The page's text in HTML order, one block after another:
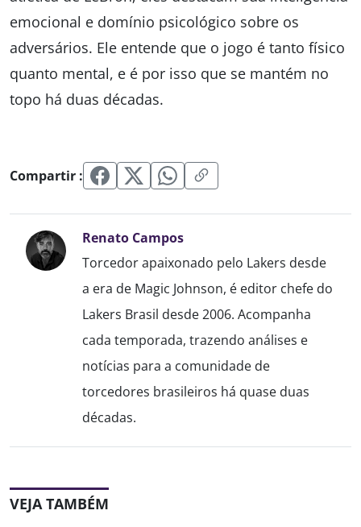
emocional e domínio psicológico sobre os
adversários. Ele entende que o jogo é tanto físico
quanto mental, e é por isso que se mantém no
topo há duas décadas.
Compartir :
Renato Campos
Torcedor apaixonado pelo Lakers desde
a era de Magic Johnson, é editor chefe do
Lakers Brasil desde 2006. Acompanha
cada temporada, trazendo análises e
notícias para a comunidade de
torcedores brasileiros há quase duas
décadas.
VEJA TAMBÉM